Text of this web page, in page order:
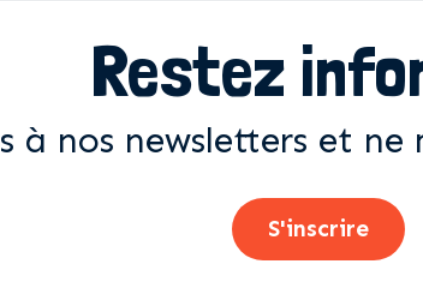
Restez
à nos newsletters et ne
S'inscrire